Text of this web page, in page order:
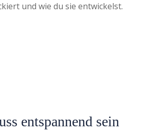
und wie du sie entwickelst.
entspannend sein